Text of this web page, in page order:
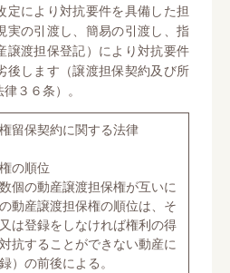
定により対抗要件を具備した担
実の引渡し、簡易の引渡し、指
譲渡担保登記）により対抗要件
後します（譲渡担保契約及び所
３６条）。
留保契約に関する法律
の順位
個の動産譲渡担保権が互いに
動産譲渡担保権の順位は、そ
は登録をしなければ権利の得
抗することができない動産に
）の前後による。